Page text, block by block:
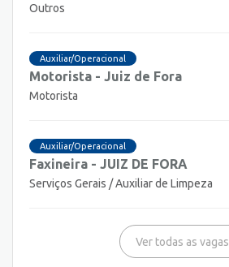
Outros
Auxiliar/Operacional
Motorista - Juiz de Fora
Motorista
Auxiliar/Operacional
Faxineira - JUIZ DE FORA
Serviços Gerais / Auxiliar de Limpeza
Ver todas as vagas